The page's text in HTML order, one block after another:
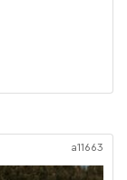
a11663